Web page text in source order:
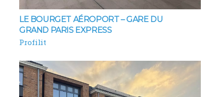
LE BOURGET AÉROPORT – GARE DU
GRAND PARIS EXPRESS
Profilit